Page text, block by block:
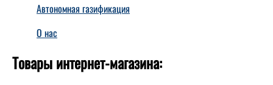
Автономная газификация
О нас
Товары интернет-магазина: